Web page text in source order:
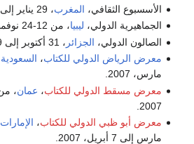
الأسسبوع الثقافي، المغرب، 29 يناير إلى 5 فبراير، 2007.
الجماهيرية الدولي، ليبيا، من 12-24 نوفمبر، 2007.
الصالون الدولي، الجزائر ، 31 أكتوبر إلى 9 نوفمبر، 2007.
معرض الرياض الدولي للكتاب، السعودية
مارس، 2007.
معرض مسقط الدولي للكتاب، عمان
2007.
معرض أبو ظبي الدولي للكتاب،
مارس إلى 7 أبريل، 2007.